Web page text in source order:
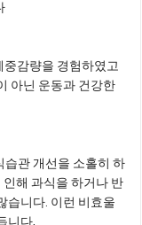
감량을 경험하였고
아닌 운동과 건강한
습관 개선을 소홀히 하
해 과식을 하거나 반
습니다. 이런 비효울
니다,